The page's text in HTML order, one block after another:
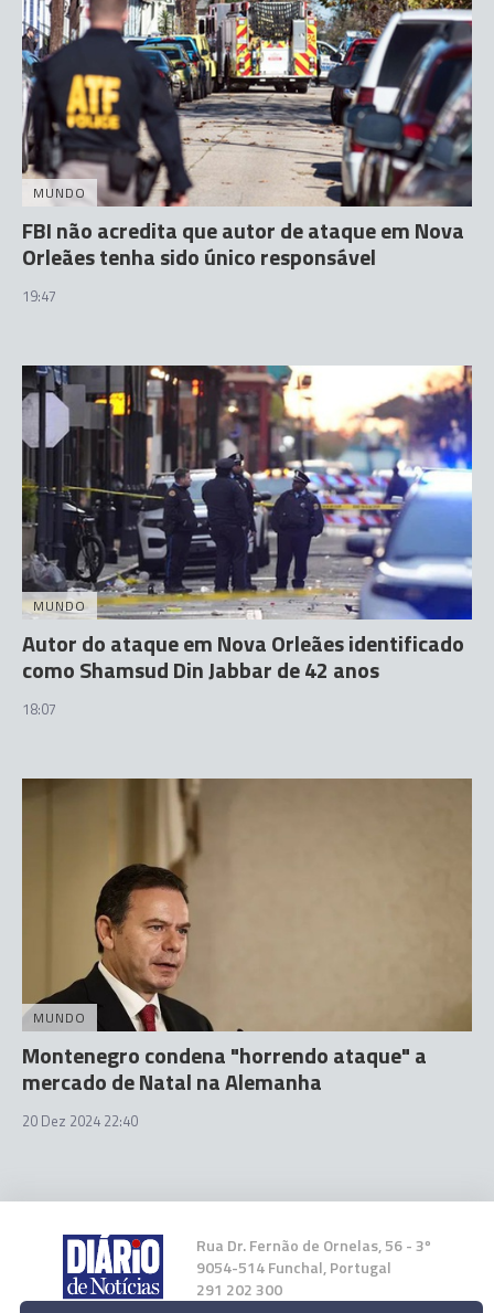
MUNDO
FBI não acredita que autor de ataque em Nova
Orleães tenha sido único responsável
19:47
MUNDO
Autor do ataque em Nova Orleães identificado
como Shamsud Din Jabbar de 42 anos
18:07
MUNDO
Montenegro condena "horrendo ataque" a
mercado de Natal na Alemanha
20 Dez 2024 22:40
Rua Dr. Fernão de Ornelas, 56 - 3º
9054-514 Funchal, Portugal
291 202 300